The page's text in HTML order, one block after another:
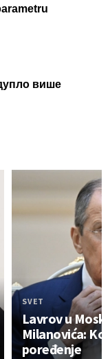
више
SVET
Lavrov u
Milanovića:
poređenje